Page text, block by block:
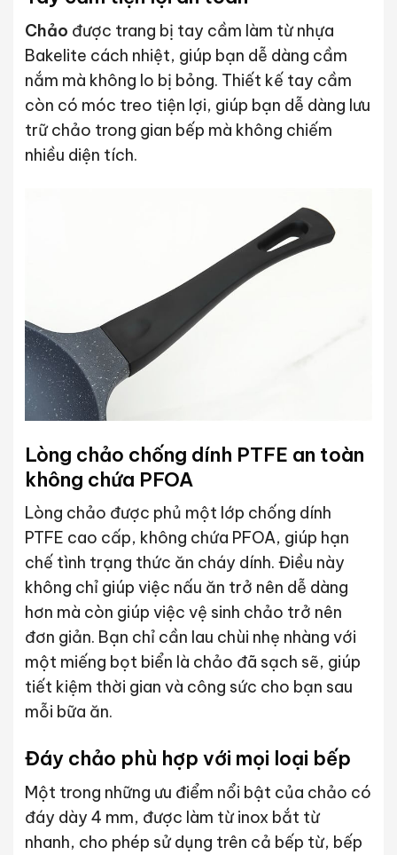
Chảo được trang bị tay cầm làm từ nhựa
Bakelite cách nhiệt, giúp bạn dễ dàng cầm
nắm mà không lo bị bỏng. Thiết kế tay cầm
còn có móc treo tiện lợi, giúp bạn dễ dàng lưu
trữ chảo trong gian bếp mà không chiếm
nhiều diện tích.
Lòng chảo chống dính PTFE an toàn
không chứa PFOA
Lòng chảo được phủ một lớp chống dính
PTFE cao cấp, không chứa PFOA, giúp hạn
chế tình trạng thức ăn cháy dính. Điều này
không chỉ giúp việc nấu ăn trở nên dễ dàng
hơn mà còn giúp việc vệ sinh chảo trở nên
đơn giản. Bạn chỉ cần lau chùi nhẹ nhàng với
một miếng bọt biển là chảo đã sạch sẽ, giúp
tiết kiệm thời gian và công sức cho bạn sau
mỗi bữa ăn.
Đáy chảo phù hợp với mọi loại bếp
Một trong những ưu điểm nổi bật của chảo có
đáy dày 4 mm, được làm từ inox bắt từ
nhanh, cho phép sử dụng trên cả bếp từ, bếp